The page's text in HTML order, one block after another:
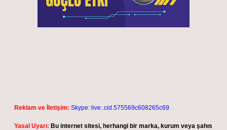
Reklam ve İletişim: Skype: live:.cid.575569c608265c69
Yasal Uyarı: Bu internet sitesi, herhangi bir marka, kurum veya şahıs